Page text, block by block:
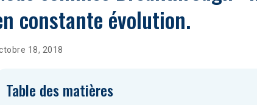
constante évolution.
18, 2018
Table des matières